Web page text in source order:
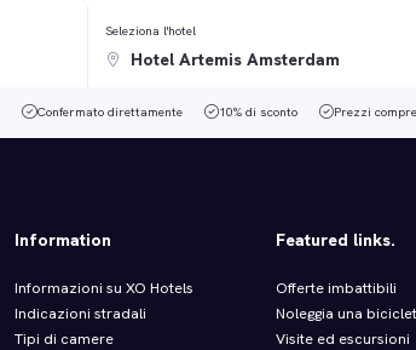
Seleziona l'hotel
Confermato direttamente 10% di sconto Prezzi
Information
Informazioni su XO Hotels
Indicazioni stradali
Tipi di camere
Featured links.
Offerte imbattibili
Noleggia una
Visite ed escursioni